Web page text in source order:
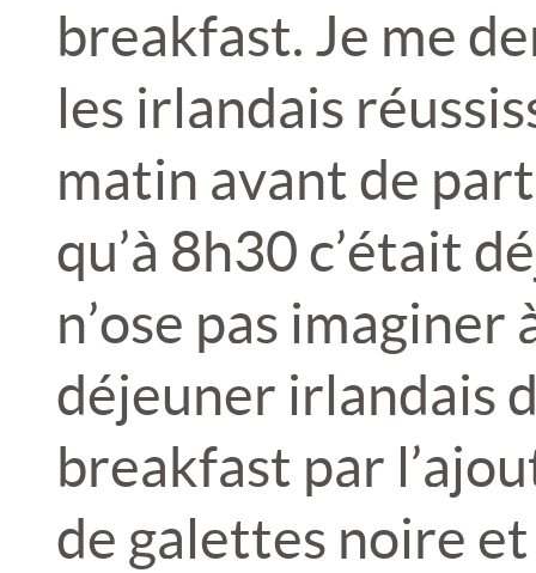
breakfast. Je me
les irlandais
matin avant de
qu’à 8h30 c’était
n’ose pas imaginer
déjeuner irlandais
breakfast par
de galettes noire